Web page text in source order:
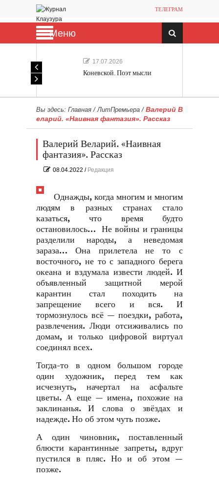
ТЕЛЕГРАМ
Меню
17.07.2026
Коневской. Поэт мысли
Вы здесь: Главная /ЛитПремьера / Валерий В
еларий. «Наивная фантазия». Рассказ
Валерий Веларий. «Наивная
фантазия». Рассказ
08.04.2022 / Редакция
Однажды, когда многим и многим
людям в разных странах стало
казаться, что время будто
остановилось… Не войны и границы
разделили народы, а неведомая
зараза… Она прилетела не то с
восточного, не то с западного берега
океана и вздумала извести людей. И
объявленный защитной мерой
карантин стал походить на
запрещение всего и вся. И
тормознулось всё — поездки, работа,
развлечения. Люди отсиживались по
домам, и только цифровой виртуал
соединял всех.
Тогда-то в одном большом городе
один художник, перед тем как
исчезнуть, начертал на асфальте
цветы. А еще — имена, похожие на
заклинанья. И слова о звёздах и
надежде. Но об этом чуть позже.
А один чиновник, поставленный
блюсти карантинные запреты, вдруг
пустился в пляс. Но и об этом —
позже.